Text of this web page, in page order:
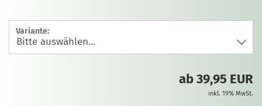
Variante:
ab 39,95 EUR
inkl. 19% MwSt.